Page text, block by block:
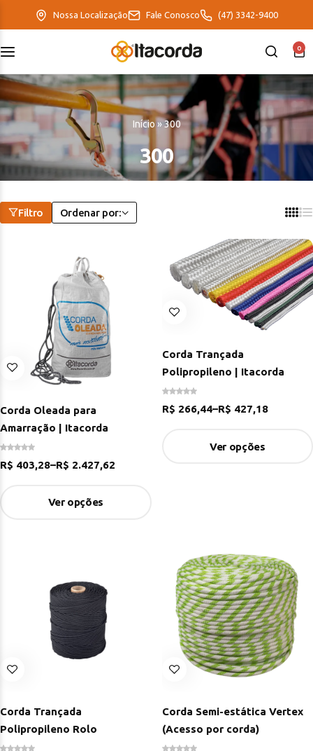
Nossa Localização Fale Conosco (47) 3342-9400
0
Início »300
300
Filtro Ordenar por:
Corda Oleada para
Amarração | Itacorda
R$ 403,28–R$ 2.427,62
Ver opções
Corda Trançada
Polipropileno | Itacorda
R$ 266,44–R$ 427,18
Ver opções
Corda Trançada
Polipropileno Rolo
Corda Semi-estática Vertex
(Acesso por corda)
EcoFriendly
ItaMaxx